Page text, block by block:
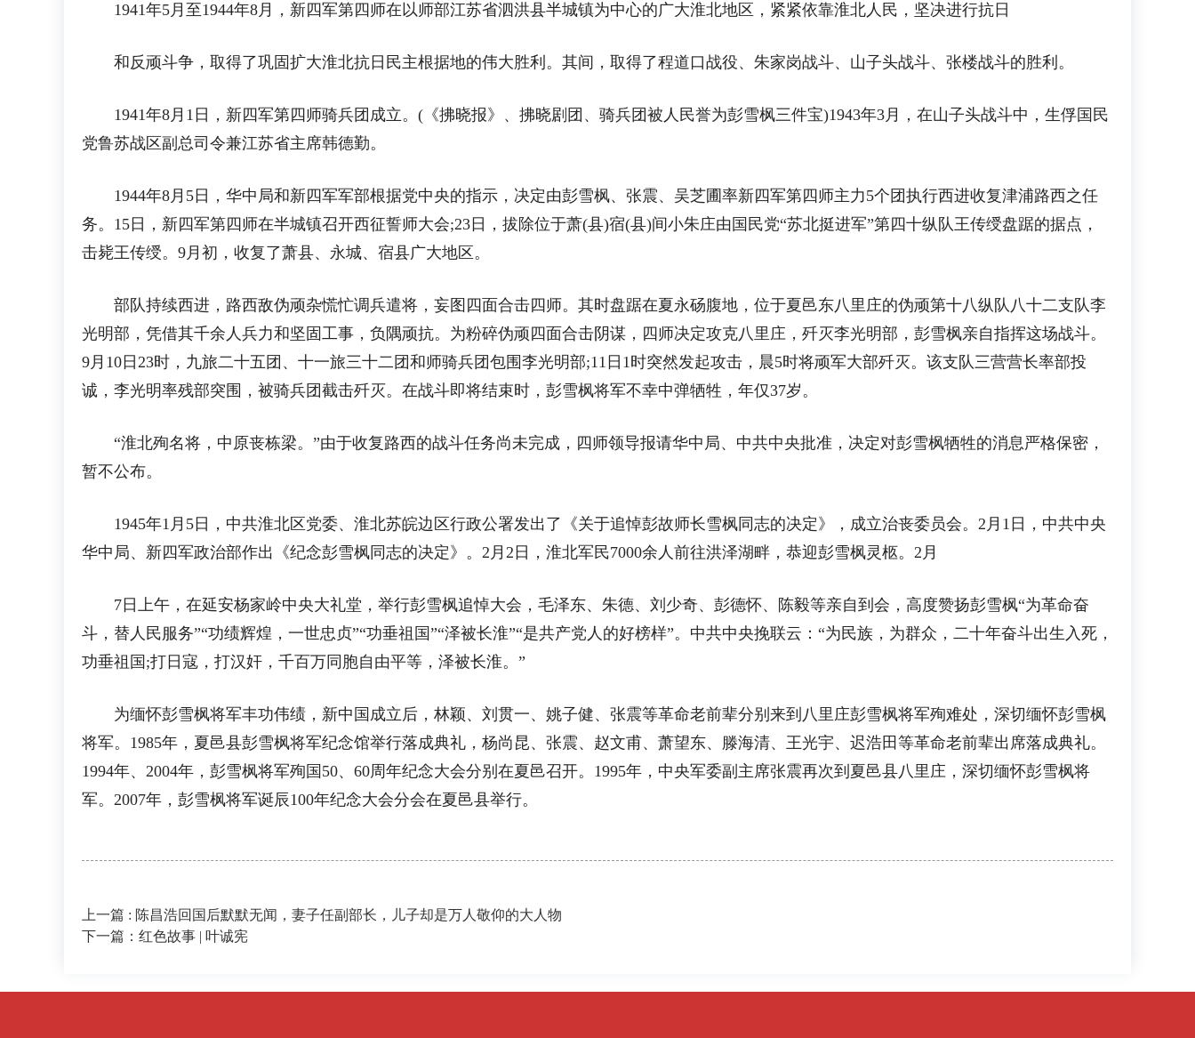
1941年5月至1944年8月，新四军第四师在以师部江苏省泗洪县半城镇为中心的广大淮北地区，紧紧依靠淮北人民，坚决进行抗日
和反顽斗争，取得了巩固扩大淮北抗日民主根据地的伟大胜利。其间，取得了程道口战役、朱家岗战斗、山子头战斗、张楼战斗的胜利。
1941年8月1日，新四军第四师骑兵团成立。(《拂晓报》、拂晓剧团、骑兵团被人民誉为彭雪枫三件宝)1943年3月，在山子头战斗中，生俘国民
党鲁苏战区副总司令兼江苏省主席韩德勤。
1944年8月5日，华中局和新四军军部根据党中央的指示，决定由彭雪枫、张震、吴芝圃率新四军第四师主力5个团执行西进收复津浦路西之任
务。15日，新四军第四师在半城镇召开西征誓师大会;23日，拔除位于萧(县)宿(县)间小朱庄由国民党“苏北挺进军”第四十纵队王传绶盘踞的据点，
击毙王传绶。9月初，收复了萧县、永城、宿县广大地区。
部队持续西进，路西敌伪顽杂慌忙调兵遣将，妄图四面合击四师。其时盘踞在夏永砀腹地，位于夏邑东八里庄的伪顽第十八纵队八十二支队李
光明部，凭借其千余人兵力和坚固工事，负隅顽抗。为粉碎伪顽四面合击阴谋，四师决定攻克八里庄，歼灭李光明部，彭雪枫亲自指挥这场战斗。
9月10日23时，九旅二十五团、十一旅三十二团和师骑兵团包围李光明部;11日1时突然发起攻击，晨5时将顽军大部歼灭。该支队三营营长率部投
诚，李光明率残部突围，被骑兵团截击歼灭。在战斗即将结束时，彭雪枫将军不幸中弹牺牲，年仅37岁。
“淮北殉名将，中原丧栋梁。”由于收复路西的战斗任务尚未完成，四师领导报请华中局、中共中央批准，决定对彭雪枫牺牲的消息严格保密，
暂不公布。
1945年1月5日，中共淮北区党委、淮北苏皖边区行政公署发出了《关于追悼彭故师长雪枫同志的决定》，成立治丧委员会。2月1日，中共中央
华中局、新四军政治部作出《纪念彭雪枫同志的决定》。2月2日，淮北军民7000余人前往洪泽湖畔，恭迎彭雪枫灵柩。2月
7日上午，在延安杨家岭中央大礼堂，举行彭雪枫追悼大会，毛泽东、朱德、刘少奇、彭德怀、陈毅等亲自到会，高度赞扬彭雪枫“为革命奋
斗，替人民服务”“功绩辉煌，一世忠贞”“功垂祖国”“泽被长淮”“是共产党人的好榜样”。中共中央挽联云：“为民族，为群众，二十年奋斗出生入死，
功垂祖国;打日寇，打汉奸，千百万同胞自由平等，泽被长淮。”
为缅怀彭雪枫将军丰功伟绩，新中国成立后，林颖、刘贯一、姚子健、张震等革命老前辈分别来到八里庄彭雪枫将军殉难处，深切缅怀彭雪枫
将军。1985年，夏邑县彭雪枫将军纪念馆举行落成典礼，杨尚昆、张震、赵文甫、萧望东、滕海清、王光宇、迟浩田等革命老前辈出席落成典礼。
1994年、2004年，彭雪枫将军殉国50、60周年纪念大会分别在夏邑召开。1995年，中央军委副主席张震再次到夏邑县八里庄，深切缅怀彭雪枫将
军。2007年，彭雪枫将军诞辰100年纪念大会分会在夏邑县举行。
上一篇 : 陈昌浩回国后默默无闻，妻子任副部长，儿子却是万人敬仰的大人物
下一篇：红色故事 | 叶诚宪